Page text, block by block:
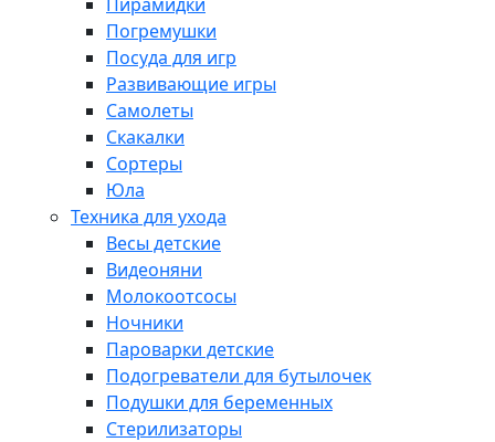
Погремушки
Посуда для игр
Развивающие игры
Самолеты
Скакалки
Сортеры
Юла
Техника для ухода
Весы детские
Видеоняни
Молокоотсосы
Ночники
Пароварки детские
Подогреватели для бутылочек
Подушки для беременных
Стерилизаторы